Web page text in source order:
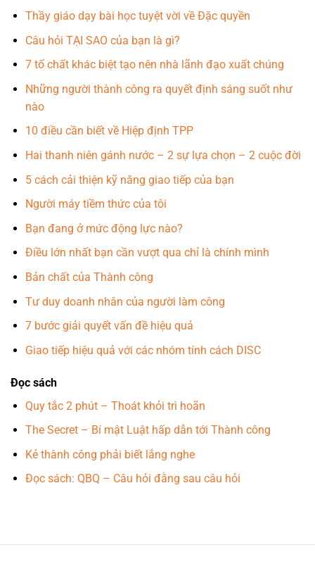
Thầy giáo dạy bài học tuyệt vời về Đặc quyền
Câu hỏi TẠI SAO của bạn là gì?
7 tố chất khác biệt tạo nên nhà lãnh đạo xuất chúng
Những người thành công ra quyết định sáng suốt như
nào
10 điều cần biết về Hiệp định TPP
Hai thanh niên gánh nước – 2 sự lựa chọn – 2 cuộc đời
5 cách cải thiện kỹ năng giao tiếp của bạn
Người máy tiềm thức của tôi
Bạn đang ở mức động lực nào?
Điều lớn nhất bạn cần vượt qua chỉ là chính mình
Bản chất của Thành công
Tư duy doanh nhân của người làm công
7 bước giải quyết vấn đề hiệu quả
Giao tiếp hiệu quả với các nhóm tính cách DISC
Đọc sách
Quy tắc 2 phút – Thoát khỏi trì hoãn
The Secret – Bí mật Luật hấp dẫn tới Thành công
Kẻ thành công phải biết lắng nghe
Đọc sách: QBQ – Câu hỏi đằng sau câu hỏi